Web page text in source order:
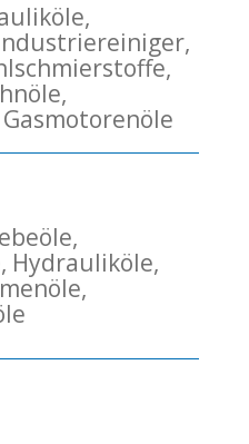
Hydrauliköle,